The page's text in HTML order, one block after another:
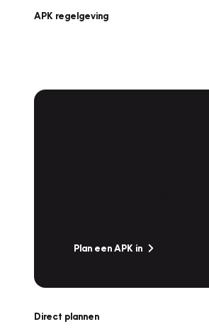
APK regelgeving
Plan een APK in
Direct plannen